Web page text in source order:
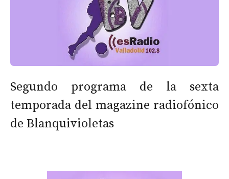
Segundo programa de la sexta
temporada del magazine radiofónico
de Blanquivioletas